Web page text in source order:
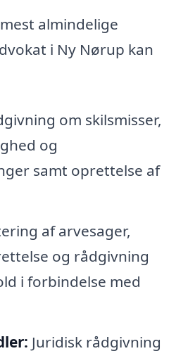
almindelige
i Ny Nørup kan
om skilsmisser,
og
samt oprettelse af
af arvesager,
og rådgivning
i forbindelse med
Juridisk rådgivning